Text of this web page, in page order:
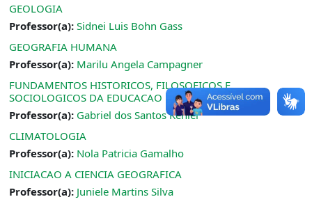
GEOLOGIA
Professor(a): Sidnei Luis Bohn Gass
GEOGRAFIA HUMANA
Professor(a): Marilu Angela Campagner
FUNDAMENTOS HISTORICOS, FILOSOFICOS E
SOCIOLOGICOS DA EDUCACAO
Professor(a): Gabriel dos Santos Kehler
CLIMATOLOGIA
Professor(a): Nola Patricia Gamalho
INICIACAO A CIENCIA GEOGRAFICA
Professor(a): Juniele Martins Silva